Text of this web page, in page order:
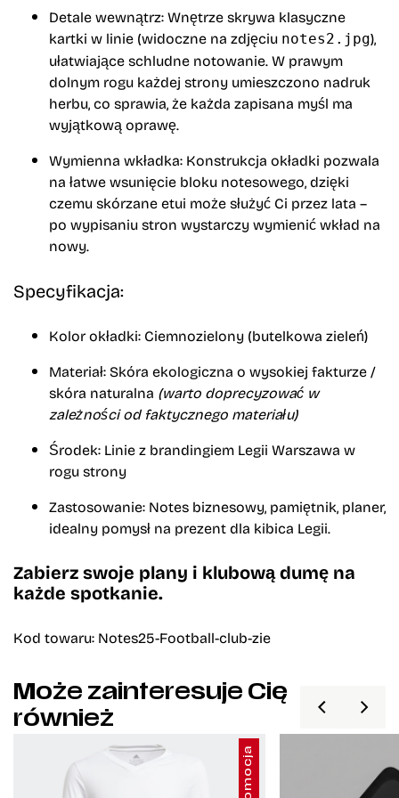
Detale wewnątrz:Wnętrze skrywa klasyczne
kartki w linie (widoczne na zdjęciu notes2.jpg),
ułatwiające schludne notowanie. W prawym
dolnym rogu każdej strony umieszczono nadruk
herbu, co sprawia, że każda zapisana myśl ma
wyjątkową oprawę.
Wymienna wkładka: Konstrukcja okładki pozwala
na łatwe wsunięcie bloku notesowego, dzięki
czemu skórzane etui może służyć Ci przez lata –
po wypisaniu stron wystarczy wymienić wkład na
nowy.
Specyfikacja:
Kolor okładki: Ciemnozielony (butelkowa zieleń)
Materiał: Skóra ekologiczna o wysokiej fakturze /
skóra naturalna (warto doprecyzować w
zależności od faktycznego materiału)
Środek: Linie z brandingiem Legii Warszawa w
rogu strony
Zastosowanie: Notes biznesowy, pamiętnik, planer,
idealny pomysł na prezent dla kibica Legii.
Zabierz swoje plany i klubową dumę na
każde spotkanie.
Kod towaru: Notes25-Football-club-zie
Może zainteresuje Cię
również
Promocja